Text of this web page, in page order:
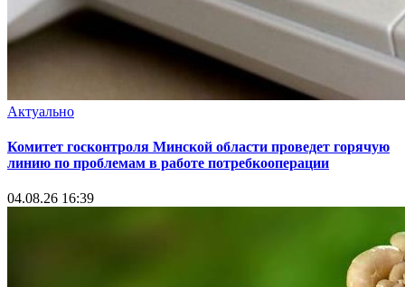
Актуально
Комитет госконтроля Минской области проведет горячую
линию по проблемам в работе потребкооперации
04.08.26 16:39